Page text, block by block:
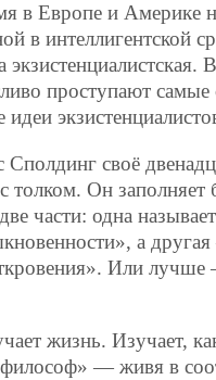
в Европе и Америке
в интеллигентской
проступают
Сполдинг своё
толком. Он заполняет
части: одна
а
Или
жизнь. Изучает,
— живя в